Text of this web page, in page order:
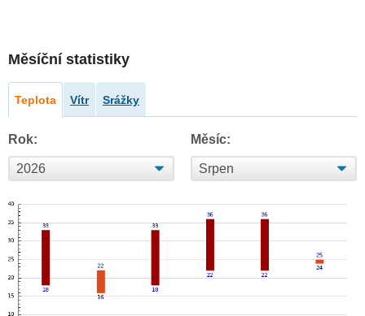
Měsíční statistiky
Teplota Vítr Srážky
Rok: Měsíc: